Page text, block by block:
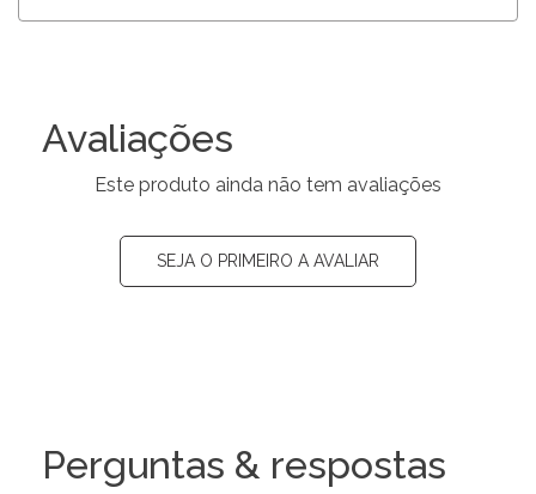
Avaliações
Este produto ainda não tem avaliações
SEJA O PRIMEIRO A AVALIAR
Perguntas & respostas